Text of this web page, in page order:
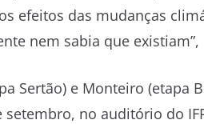
efeitos das mudanças
nem sabia que
Sertão) e Monteiro (etapa
no auditório do